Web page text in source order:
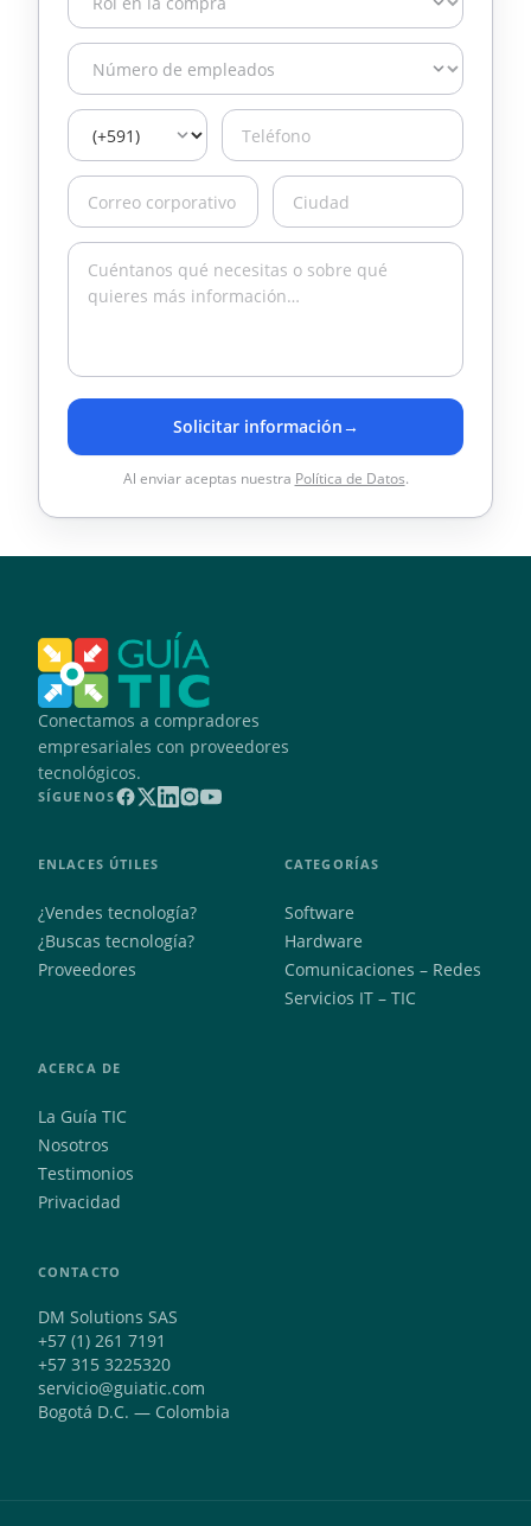
Solicitar información→
Al enviar aceptas nuestra Política de Datos.
Conectamos a compradores
empresariales con proveedores
tecnológicos.
SÍGUENOS
ENLACES ÚTILES
¿Vendes tecnología?
¿Buscas tecnología?
Proveedores
CATEGORÍAS
Software
Hardware
Comunicaciones – Redes
Servicios IT – TIC
ACERCA DE
La Guía TIC
Nosotros
Testimonios
Privacidad
CONTACTO
DM Solutions SAS
+57 (1) 261 7191
+57 315 3225320
servicio@guiatic.com
Bogotá D.C. — Colombia